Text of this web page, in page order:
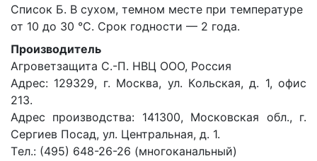
Список Б. В сухом, темном месте при температуре
от 10 до 30 °C. Срок годности — 2 года.
Производитель
Агроветзащита С.-П. НВЦ ООО, Россия
Адрес: 129329, г. Мocквa, ул. Кoльcкaя, д. 1, oфиc
213.
Адрес производства: 141300, Московская обл., г.
Сергиев Посад, ул. Центральная, д. 1.
Тeл.: (495) 648-26-26 (многоканальный)